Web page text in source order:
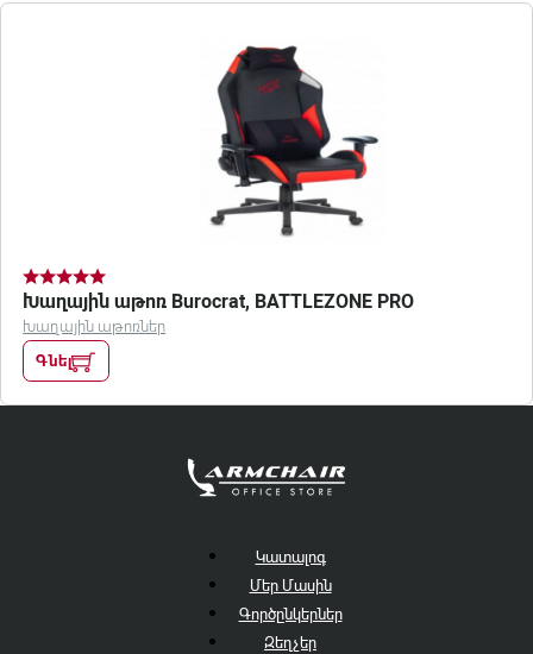
Խաղային աթոռ Burocrat, BATTLEZONE PRO
Խաղային աթոռներ
Գնել
Կատալոգ
Մեր Մասին
Գործընկերներ
Զեղչեր